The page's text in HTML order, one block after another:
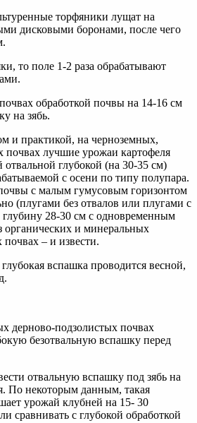
торфяники лущат на
дисковыми боронами, после чего
то поле 1-2 раза обрабатывают
обработкой почвы на 14-16 см
на зябь.
и практикой, на черноземных,
лучшие урожаи картофеля
глубокой (на 30-35 см)
с осени по типу полупара.
с малым гумусовым горизонтом
(плугами без отвалов или плугами с
глубину 28-30 см с одновременным
органических и минеральных
– и извести.
вспашка проводится весной,
дерново-подзолистых почвах
безотвальную вспашку перед
отвальную вспашку под зябь на
По некоторым данным, такая
урожай клубней на 15- 30
сравнивать с глубокой обработкой